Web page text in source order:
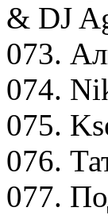
& DJ
073.
074.
075.
076.
077.